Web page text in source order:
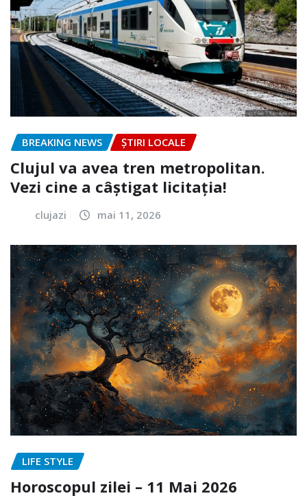
BREAKING NEWS ȘTIRI LOCALE
Clujul va avea tren metropolitan.
Vezi cine a câștigat licitația!
clujazi mai 11, 2026
LIFE STYLE
Horoscopul zilei – 11 Mai 2026